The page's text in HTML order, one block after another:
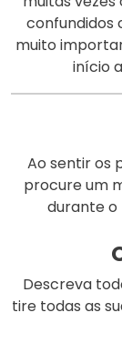
confundidos
muito
início
Ao sentir os
procure um
durante o
Descreva
tire todas as